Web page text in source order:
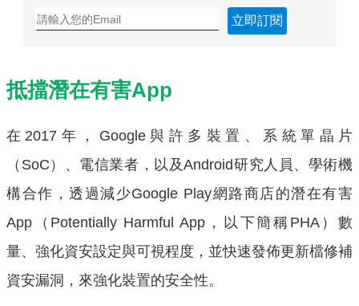
立即訂閱
抵擋潛在有害App
在2017年，Google與許多裝置、系統單晶片
（SoC）、電信業者，以及Android研究人員、學術機
構合作，透過減少Google Play網路商店的潛在有害
App（Potentially Harmful App，以下簡稱PHA）數
量、強化資安設定與可視程度，並快速發佈更新檔修補
資安漏洞，來強化裝置的安全性。